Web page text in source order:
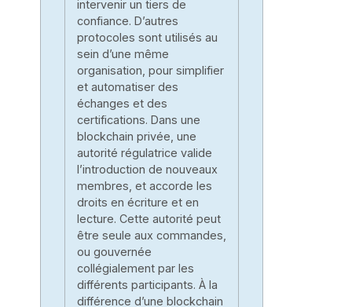
intervenir un tiers de
confiance. D’autres
protocoles sont utilisés au
sein d’une même
organisation, pour simplifier
et automatiser des
échanges et des
certifications. Dans une
blockchain privée, une
autorité régulatrice valide
l’introduction de nouveaux
membres, et accorde les
droits en écriture et en
lecture. Cette autorité peut
être seule aux commandes,
ou gouvernée
collégialement par les
différents participants. À la
différence d’une blockchain